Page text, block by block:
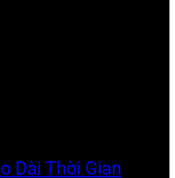
Dài Thời Gian